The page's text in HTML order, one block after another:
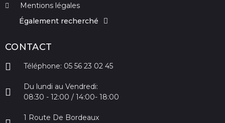
Mentions légales
Également recherché
CONTACT
Téléphone: 05 56 23 02 45
Du lundi au Vendredi:
08:30 - 12:00 / 14:00- 18:00
1 Route De Bordeaux